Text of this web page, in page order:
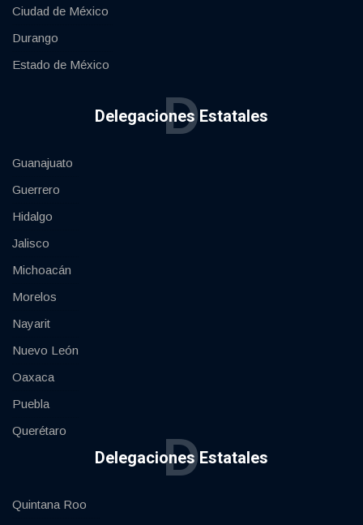
Ciudad de México
Durango
Estado de México
Delegaciones Estatales
D
Guanajuato
Guerrero
Hidalgo
Jalisco
Michoacán
Morelos
Nayarit
Nuevo León
Oaxaca
Puebla
Querétaro
Delegaciones Estatales
D
Quintana Roo